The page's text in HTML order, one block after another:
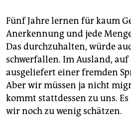
Fünf Jahre lernen für kaum
Anerkennung und jede
Das durchzuhalten, würde
schwerfallen. Im Ausland,
ausgeliefert einer fremden
Aber wir müssen ja nicht
kommt stattdessen zu uns.
wir noch zu wenig schätzen.